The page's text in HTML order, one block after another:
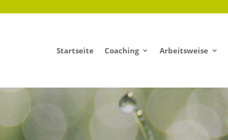
Startseite Coaching Arbeitsweise